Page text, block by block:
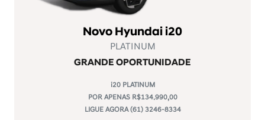
Novo Hyundai i20
PLATINUM
GRANDE OPORTUNIDADE
i20 PLATINUM
POR APENAS R$134.990,00
LIGUE AGORA (61) 3246-8334